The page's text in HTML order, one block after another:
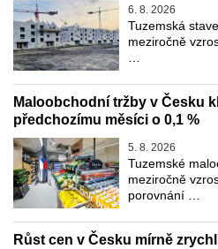
6. 8. 2026
Tuzemská
meziročně
…
Maloobchodní tržby v Česku
předchozímu měsíci o 0,1 %
5. 8. 2026
Tuzemské
meziročně
porovnání …
Růst cen v Česku mírně